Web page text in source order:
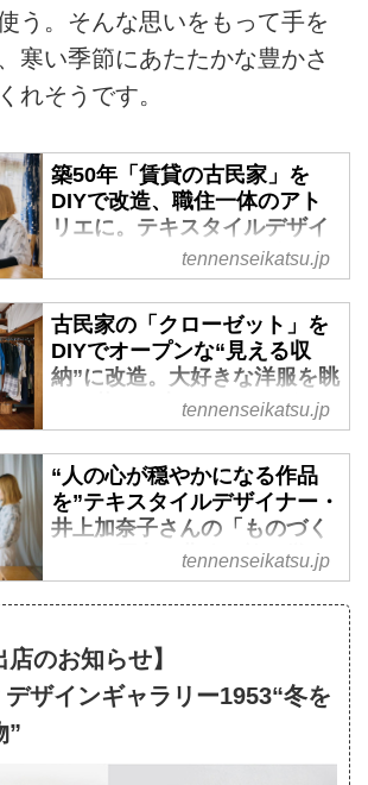
う。そんな思いをもって手を
寒い季節にあたたかな豊かさ
れそうです。
築50年「賃貸の古民家」を
DIYで改造、職住一体のアト
リエに。テキスタイルデザイ
ナーの“ものづくりの現場”を
拝見／Canako Inoue・井上
加奈子さん - 天然生活web
住まいと仕事を、ひとつの場所
に。そこには、生活に寄り添いな
がら“ものづくり”に向き合う豊か
な時間がありました。築50年の古
い一軒家をDIYで改造し、お気に
入りの場所で創作を続けるテキス
タイルデザイナー・井上加奈子さ
んのアトリエを訪ねました。
tennenseikatsu.jp
古民家の「クローゼット」を
DIYでオープンな“見える収
納”に改造。大好きな洋服を眺
めて暮らす幸せ／テキスタイ
ルデザイナー・井上加奈子さ
ん - 天然生活web
築50年の一軒家をアトリエ兼住ま
いにするテキスタイルデザイナー
の井上加奈子さんに、2階の居住
スペースを見せてもらいました。
DIYで改造し、洋服をすべて見え
ットが印象的です。
tennenseikatsu.jp
“人の心が穏やかになる作品
を”テキスタイルデザイナー・
井上加奈子さんの「ものづく
り」の原点。北欧の旅で学ん
だ自然へのまなざし、やわら
かくのびやかな表現の世界 -
やわらかな視点で描かれるパター
ンやイラストが印象的な、服と雑
tennenseikatsu.jp
店のお知らせ】
ザインギャラリー1953“冬を
”